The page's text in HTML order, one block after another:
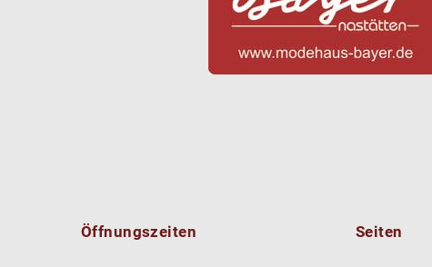
Öffnungszeiten Seiten